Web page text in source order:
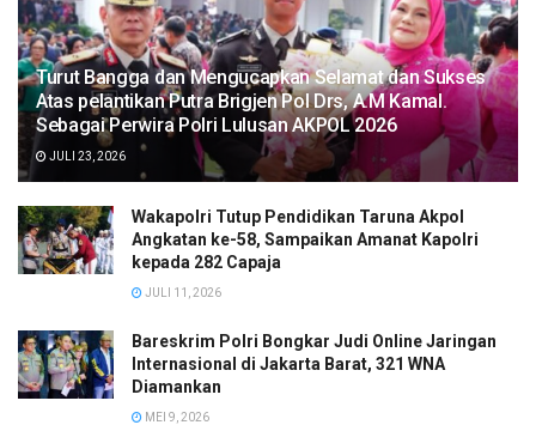
Turut Bangga dan Mengucapkan Selamat dan Sukses
Atas pelantikan Putra Brigjen Pol Drs, A.M Kamal.
Sebagai Perwira Polri Lulusan AKPOL 2026
JULI 23, 2026
Wakapolri Tutup Pendidikan Taruna Akpol
Angkatan ke-58, Sampaikan Amanat Kapolri
kepada 282 Capaja
JULI 11, 2026
Bareskrim Polri Bongkar Judi Online Jaringan
Internasional di Jakarta Barat, 321 WNA
Diamankan
MEI 9, 2026